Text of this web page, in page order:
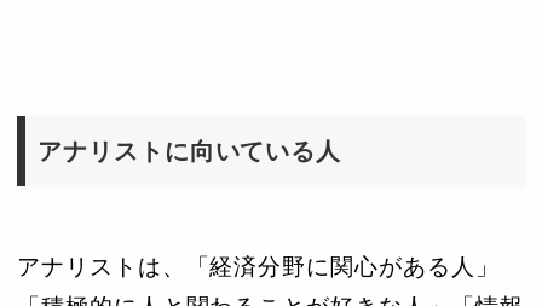
アナリストに向いている人
アナリストは、「経済分野に関心がある人」